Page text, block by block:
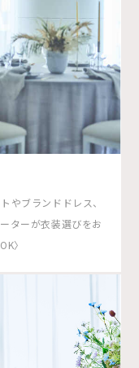
やブランドドレス、
ターが衣装選びをお
〉